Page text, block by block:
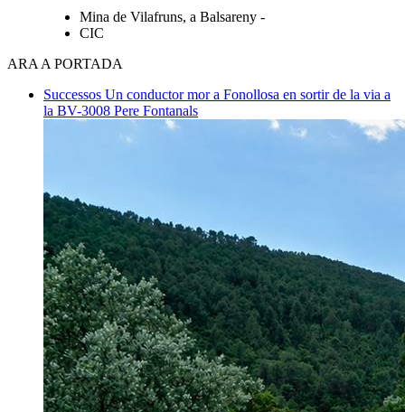
Mina de Vilafruns, a Balsareny -
CIC
ARA A PORTADA
Successos Un conductor mor a Fonollosa en sortir de la via a
la BV-3008 Pere Fontanals